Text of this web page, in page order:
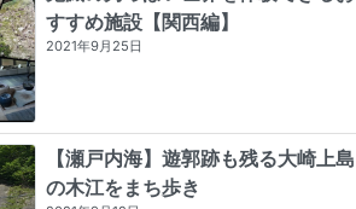
すすめ施設【関西編】
2021年9月25日
【瀬戸内海】遊郭跡も残る大崎上島
の木江をまち歩き